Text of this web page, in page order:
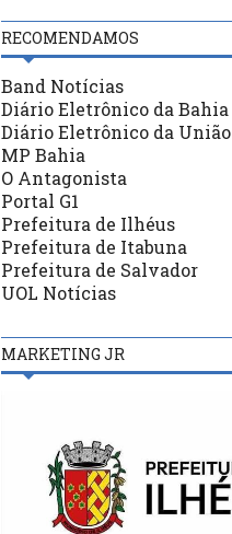
RECOMENDAMOS
Band Notícias
Diário Eletrônico da Bahia
Diário Eletrônico da União
MP Bahia
O Antagonista
Portal G1
Prefeitura de Ilhéus
Prefeitura de Itabuna
Prefeitura de Salvador
UOL Notícias
MARKETING JR